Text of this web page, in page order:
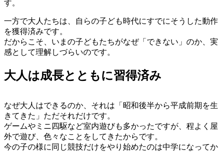
す。
一方で大人たちは、自らの子ども時代にすでにそうした動作
を獲得済みです。
だからこそ、いまの子どもたちがなぜ「できない」のか、実
感として理解しづらいのです。
大人は成長とともに習得済み
なぜ大人はできるのか、それは「昭和後半から平成前期を生
きてきた」ただそれだけです。
ゲームやミニ四駆など室内遊びも多かったですが、程よく屋
外で遊び、色々なことをしてきたからです。
今の子の様に同じ競技だけをやり始めたのは中学になってか